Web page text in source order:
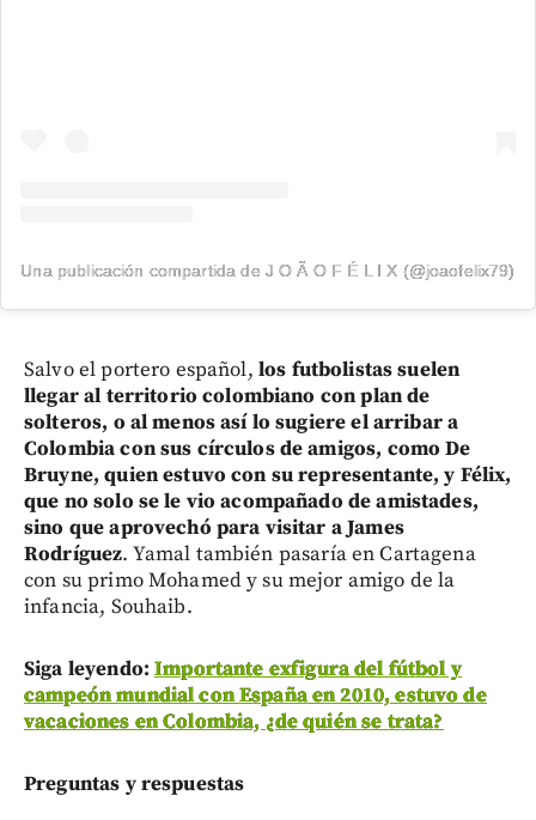
Una publicación compartida de J O Ã O F É L I X (@joaofelix79)
Salvo el portero español, los futbolistas suelen
llegar al territorio colombiano con plan de
solteros, o al menos así lo sugiere el arribar a
Colombia con sus círculos de amigos, como De
Bruyne, quien estuvo con su representante, y Félix,
que no solo se le vio acompañado de amistades,
sino que aprovechó para visitar a James
Rodríguez. Yamal también pasaría en Cartagena
con su primo Mohamed y su mejor amigo de la
infancia, Souhaib.
Siga leyendo:Importante exfigura del fútbol y
campeón mundial con España en 2010, estuvo de
vacaciones en Colombia, ¿de quién se trata?
Preguntas y respuestas